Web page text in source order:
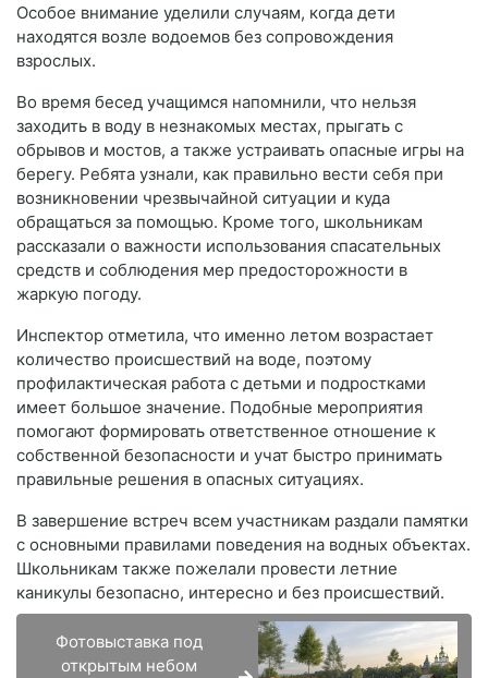
Особое внимание уделили случаям, когда дети
находятся возле водоемов без сопровождения
взрослых.
Во время бесед учащимся напомнили, что нельзя
заходить в воду в незнакомых местах, прыгать с
обрывов и мостов, а также устраивать опасные игры на
берегу. Ребята узнали, как правильно вести себя при
возникновении чрезвычайной ситуации и куда
обращаться за помощью. Кроме того, школьникам
рассказали о важности использования спасательных
средств и соблюдения мер предосторожности в
жаркую погоду.
Инспектор отметила, что именно летом возрастает
количество происшествий на воде, поэтому
профилактическая работа с детьми и подростками
имеет большое значение. Подобные мероприятия
помогают формировать ответственное отношение к
собственной безопасности и учат быстро принимать
правильные решения в опасных ситуациях.
В завершение встреч всем участникам раздали памятки
с основными правилами поведения на водных объектах.
Школьникам также пожелали провести летние
каникулы безопасно, интересно и без происшествий.
Фотовыставка под
открытым небом